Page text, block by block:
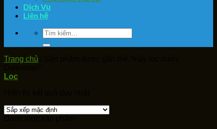
Dịch Vụ
Liên hệ
Tìm
kiếm:
Trang chủ
Lọc